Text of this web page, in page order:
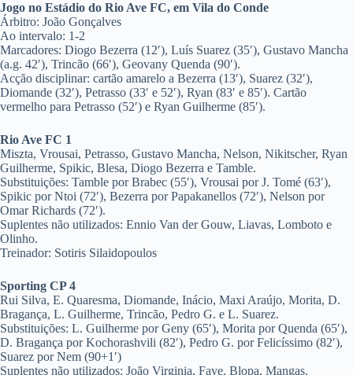
Jogo no Estádio do Rio Ave FC, em Vila do Conde
Árbitro: João Gonçalves
Ao intervalo: 1-2
Marcadores: Diogo Bezerra (12′), Luís Suarez (35′), Gustavo Mancha
(a.g. 42′), Trincão (66′), Geovany Quenda (90′).
Acção disciplinar: cartão amarelo a Bezerra (13′), Suarez (32′),
Diomande (32′), Petrasso (33′ e 52′), Ryan (83′ e 85′). Cartão
vermelho para Petrasso (52′) e Ryan Guilherme (85′).
Rio Ave FC 1
Miszta, Vrousai, Petrasso, Gustavo Mancha, Nelson, Nikitscher, Ryan
Guilherme, Spikic, Blesa, Diogo Bezerra e Tamble.
Substituições: Tamble por Brabec (55′), Vrousai por J. Tomé (63′),
Spikic por Ntoi (72′), Bezerra por Papakanellos (72′), Nelson por
Omar Richards (72′).
Suplentes não utilizados: Ennio Van der Gouw, Liavas, Lomboto e
Olinho.
Treinador: Sotiris Silaidopoulos
Sporting CP 4
Rui Silva, E. Quaresma, Diomande, Inácio, Maxi Araújo, Morita, D.
Bragança, L. Guilherme, Trincão, Pedro G. e L. Suarez.
Substituições: L. Guilherme por Geny (65′), Morita por Quenda (65′),
D. Bragança por Kochorashvili (82′), Pedro G. por Felicíssimo (82′),
Suarez por Nem (90+1′)
Suplentes não utilizados: João Virginia, Faye, Blopa, Mangas.